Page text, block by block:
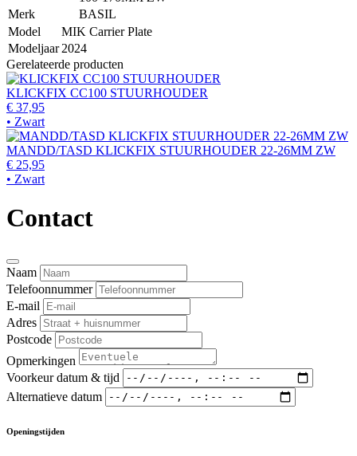
Merk
BASIL
Model
MIK Carrier Plate
Modeljaar 2024
Gerelateerde producten
KLICKFIX CC100 STUURHOUDER
€ 37,95
• Zwart
MANDD/TASD KLICKFIX STUURHOUDER 22-26MM ZW
€ 25,95
• Zwart
Contact
Naam
Telefoonnummer
E-mail
Adres
Postcode
Opmerkingen
Voorkeur datum & tijd
Alternatieve datum
Openingstijden